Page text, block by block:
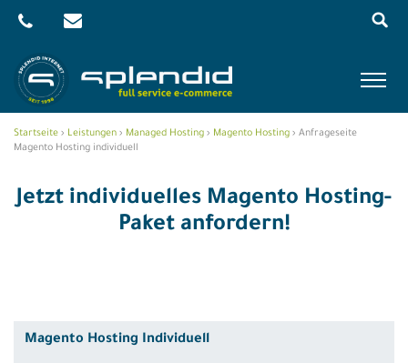
content
Menu
Referenzen
Shop
Startseite › Leistungen › Managed Hosting › Magento Hosting › Anfrageseite
Magento Hosting individuell
Jetzt individuelles Magento Hosting-
Paket anfordern!
Magento Hosting Individuell